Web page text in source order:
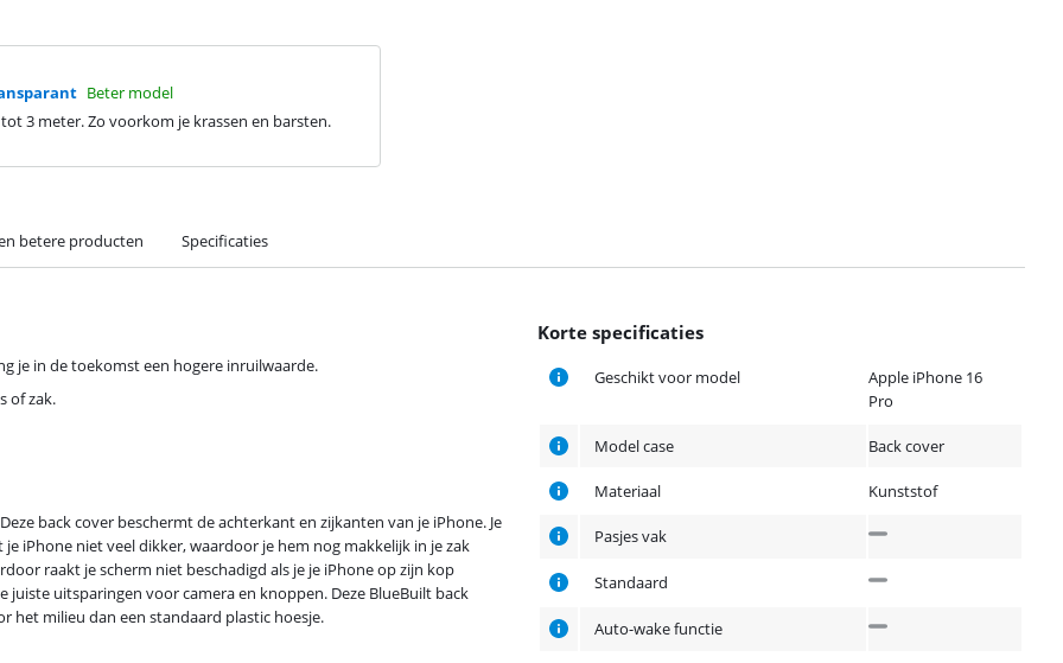
Beter model
3 meter. Zo voorkom je krassen en barsten.
betere producten Specificaties
Korte specificaties
Geschikt voor model
Apple iPhone 16
Pro
Model case Back cover
Materiaal Kunststof
Pasjes vak
Standaard
Auto-wake functie
je in de toekomst een hogere inruilwaarde.
of zak.
back cover beschermt de achterkant en zijkanten van je iPhone. Je
iPhone niet veel dikker, waardoor je hem nog makkelijk in je zak
raakt je scherm niet beschadigd als je je iPhone op zijn kop
juiste uitsparingen voor camera en knoppen. Deze BlueBuilt back
het milieu dan een standaard plastic hoesje.